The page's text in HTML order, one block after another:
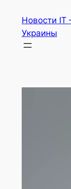
содержимому
Новости
Украины